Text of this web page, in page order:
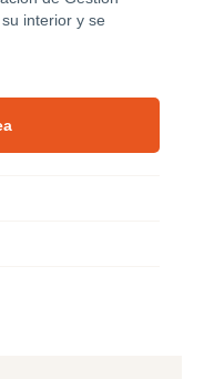
interior y se